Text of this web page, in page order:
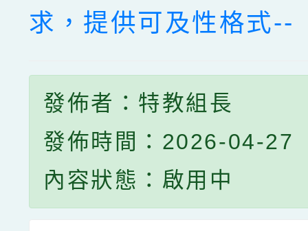
求，提供可及性格式--
發佈者：特教組長
發佈時間：2026-04-27
內容狀態：啟用中